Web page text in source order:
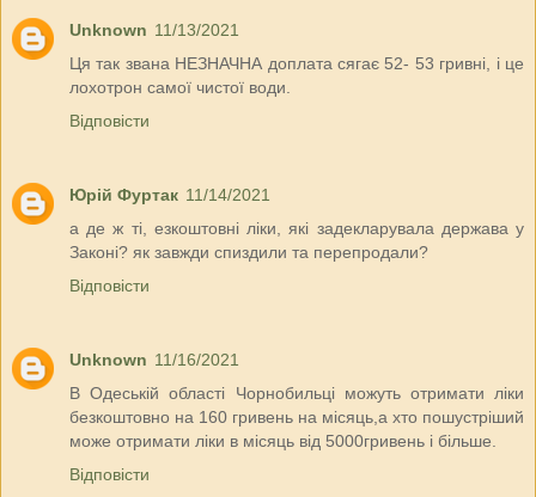
Unknown 11/13/2021
Ця так звана НЕЗНАЧНА доплата сягає 52- 53 гривні, і це
лохотрон самої чистої води.
Відповісти
Юрій Фуртак 11/14/2021
а де ж ті, езкоштовні ліки, які задекларувала держава у
Законі? як завжди спиздили та перепродали?
Відповісти
Unknown 11/16/2021
В Одеській області Чорнобильці можуть отримати ліки
безкоштовно на 160 гривень на місяць,а хто пошустріший
може отримати ліки в місяць від 5000гривень і більше.
Відповісти